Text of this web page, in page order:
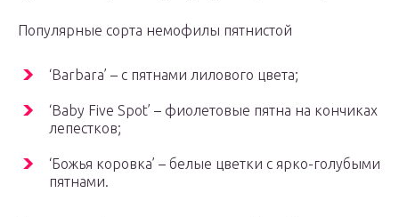
Популярные сорта немофилы пятнистой
‘Barbara’ – с пятнами лилового цвета;
‘Baby Five Spot’ – фиолетовые пятна на кончиках
лепестков;
‘Божья коровка’ – белые цветки с ярко-голубыми
пятнами.